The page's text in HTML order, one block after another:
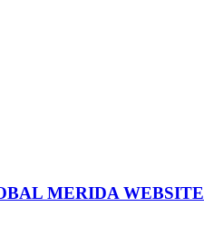
MERIDA WEBSITE